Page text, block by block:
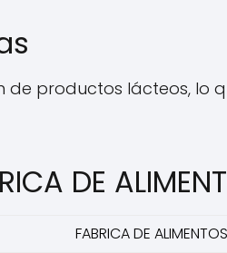
productos lácteos, lo
DE
FABRICA DE